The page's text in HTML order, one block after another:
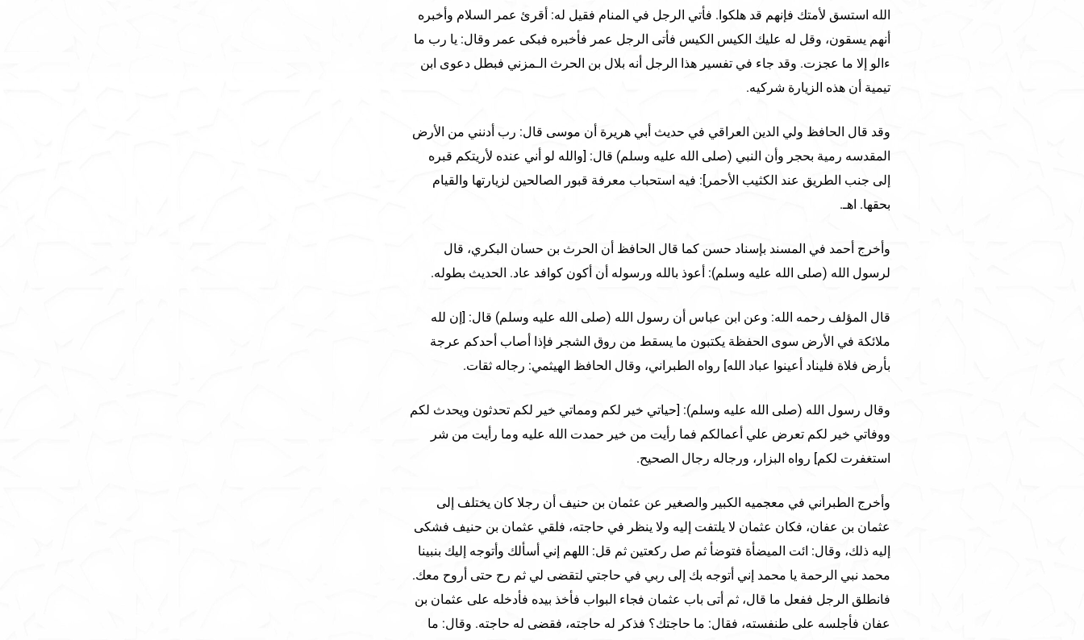
الله استسق لأمتك فإنهم قد هلكوا. فأتي الرجل في المنام فقيل له: أقرئ عمر السلام وأخبره
أنهم يسقون، وقل له عليك الكيس الكيس فأتى الرجل عمر فأخبره فبكى عمر وقال: يا رب ما
ءالو إلا ما عجزت. وقد جاء في تفسير هذا الرجل أنه بلال بن الحرث الـمزني فبطل دعوى ابن
تيمية أن هذه الزيارة شركيه.
وقد قال الحافظ ولي الدين العراقي في حديث أبي هريرة أن موسى قال: رب أدنني من الأرض
المقدسه رمية بحجر وأن النبي (صلى الله عليه وسلم) قال: [والله لو أني عنده لأريتكم قبره
إلى جنب الطريق عند الكثيب الأحمر]: فيه استحباب معرفة قبور الصالحين لزيارتها والقيام
بحقها. اهـ.
وأخرج أحمد في المسند بإسناد حسن كما قال الحافظ أن الحرث بن حسان البكري، قال
لرسول الله (صلى الله عليه وسلم): أعوذ بالله ورسوله أن أكون كوافد عاد. الحديث بطوله.
قال المؤلف رحمه الله: وعن ابن عباس أن رسول الله (صلى الله عليه وسلم) قال: [إن لله
ملائكة في الأرض سوى الحفظة يكتبون ما يسقط من روق الشجر فإذا أصاب أحدكم عرجة
بأرض فلاة فليناد أعينوا عباد الله] رواه الطبراني، وقال الحافظ الهيثمي: رجاله ثقات.
وقال رسول الله (صلى الله عليه وسلم): [حياتي خير لكم ومماتي خير لكم تحدثون ويحدث لكم
ووفاتي خير لكم تعرض علي أعمالكم فما رأيت من خير حمدت الله عليه وما رأيت من شر
استغفرت لكم] رواه البزار، ورجاله رجال الصحيح.
وأخرج الطبراني في معجميه الكبير والصغير عن عثمان بن حنيف أن رجلا كان يختلف إلى
عثمان بن عفان، فكان عثمان لا يلتفت إليه ولا ينظر في حاجته، فلقي عثمان بن حنيف فشكى
إليه ذلك، وقال: ائت الميضأة فتوضأ ثم صل ركعتين ثم قل: اللهم إني أسألك وأتوجه إليك بنبينا
محمد نبي الرحمة يا محمد إني أتوجه بك إلى ربي في حاجتي لتقضى لي ثم رح حتى أروح معك.
فانطلق الرجل ففعل ما قال، ثم أتى باب عثمان فجاء البواب فأخذ بيده فأدخله على عثمان بن
عفان فأجلسه على طنفسته، فقال: ما حاجتك؟ فذكر له حاجته، فقضى له حاجته. وقال: ما